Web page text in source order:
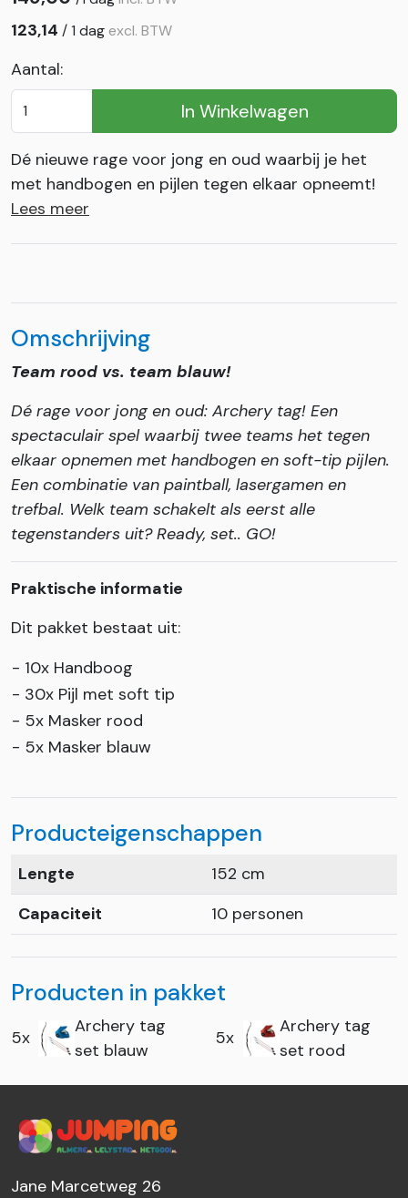
123,14 /1 dag excl. BTW
Aantal:
In Winkelwagen
Dé nieuwe rage voor jong en oud waarbij je het
met handbogen en pijlen tegen elkaar opneemt!
Lees meer
Omschrijving
Team rood vs. team blauw!
Dé rage voor jong en oud: Archery tag! Een
spectaculair spel waarbij twee teams het tegen
elkaar opnemen met handbogen en soft-tip pijlen.
Een combinatie van paintball, lasergamen en
trefbal. Welk team schakelt als eerst alle
tegenstanders uit? Ready, set.. GO!
Praktische informatie
Dit pakket bestaat uit:
- 10x Handboog
- 30x Pijl met soft tip
- 5x Masker rood
- 5x Masker blauw
Producteigenschappen
Lengte
152 cm
Capaciteit
10 personen
Producten in pakket
5x
Archery tag
set blauw
5x
Archery tag
set rood
Jane Marcetweg 26